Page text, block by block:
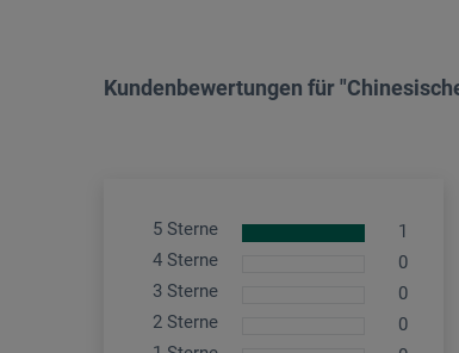
Kundenbewertungen für
5 Sterne
1
4 Sterne
0
3 Sterne
0
2 Sterne
0